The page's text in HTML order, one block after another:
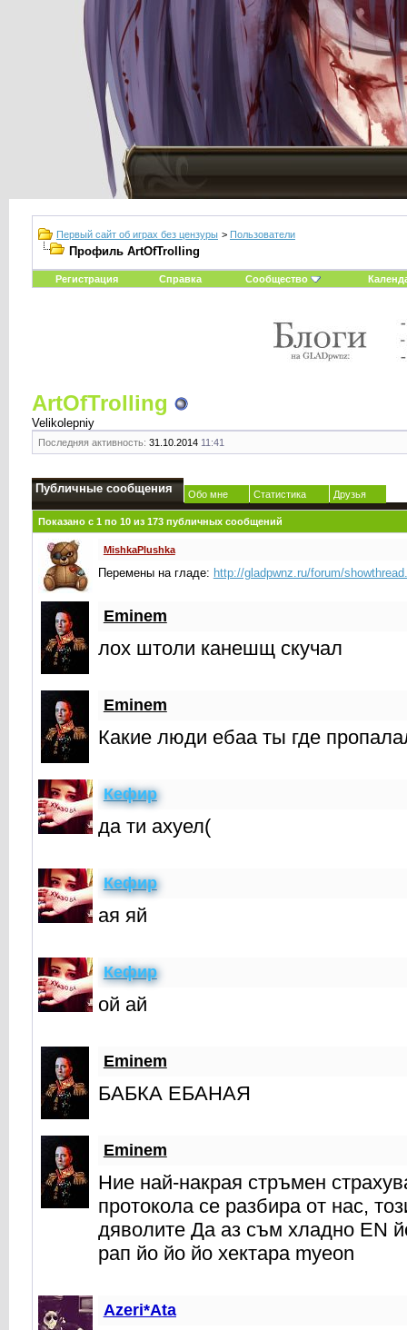
Первый сайт об играх без цензуры > Пользователи
Профиль ArtOfTrolling
Регистрация Справка Сообщество
ArtOfTrolling
Velikolepniy
Последняя активность: 31.10.2014 11:41
Публичные сообщения Обо мне Статистика Друзья
Показано с 1 по 10из 173публичных сообщений
MishkaPlushka
Перемены на гладе: http://gladpwnz.ru/forum/
Eminem
лох штоли канешщ скучал
Eminem
Какие люди ебаа ты где
Кефир
да ти ахуел(
Кефир
ая яй
Кефир
ой ай
Eminem
БАБКА ЕБАНАЯ
Eminem
Ние най-накрая стръмен
протокола се разбира от нас,
дяволите Да аз съм хладно EN
рап йо йо йо хектара myeon
Azeri*Ata